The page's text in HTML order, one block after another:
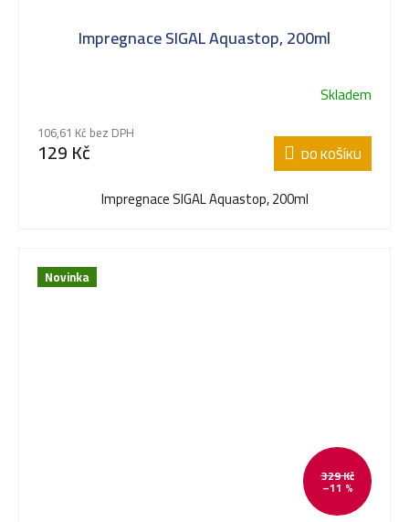
Impregnace SIGAL Aquastop, 200ml
Skladem
106,61 Kč bez DPH
129 Kč DO KOŠÍKU
Impregnace SIGAL Aquastop, 200ml
Novinka
329 Kč
–11 %